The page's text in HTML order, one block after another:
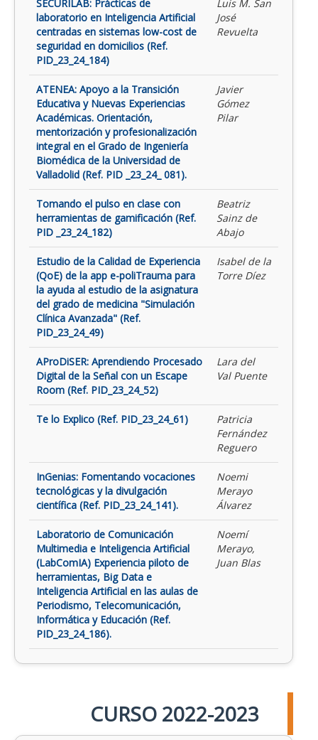
SECURILAB: Prácticas de
laboratorio en Inteligencia Artificial
centradas en sistemas low-cost de
seguridad en domicilios (Ref.
PID_23_24_184)
Luis M. San
José
Revuelta
ATENEA: Apoyo a la Transición
Educativa y Nuevas Experiencias
Académicas. Orientación,
mentorización y profesionalización
integral en el Grado de Ingeniería
Biomédica de la Universidad de
Valladolid (Ref. PID _23_24_ 081).
Javier
Gómez
Pilar
Tomando el pulso en clase con
herramientas de gamificación (Ref.
PID _23_24_182)
Beatriz
Sainz de
Abajo
Estudio de la Calidad de Experiencia
(QoE) de la app e-poliTrauma para
la ayuda al estudio de la asignatura
del grado de medicina "Simulación
Clínica Avanzada" (Ref.
PID_23_24_49)
Isabel de la
Torre Díez
AProDiSER: Aprendiendo Procesado
Digital de la Señal con un Escape
Room (Ref. PID_23_24_52)
Lara del
Val Puente
Te lo Explico (Ref. PID_23_24_61)
Patricia
Fernández
Reguero
InGenias: Fomentando vocaciones
tecnológicas y la divulgación
científica (Ref. PID_23_24_141).
Noemi
Merayo
Álvarez
Laboratorio de Comunicación
Multimedia e Inteligencia Artificial
(LabComIA) Experiencia piloto de
herramientas, Big Data e
Inteligencia Artificial en las aulas de
Periodismo, Telecomunicación,
Informática y Educación (Ref.
PID_23_24_186).
Noemí
Merayo,
Juan Blas
CURSO 2022-2023